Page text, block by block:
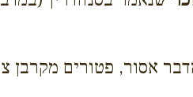
אסור, פטורים